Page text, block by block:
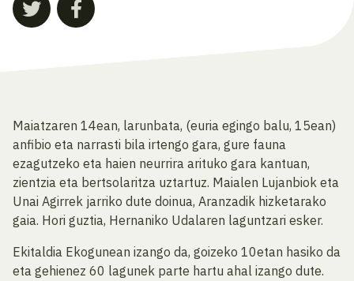
Maiatzaren 14ean, larunbata, (euria egingo balu, 15ean)
anfibio eta narrasti bila irtengo gara, gure fauna
ezagutzeko eta haien neurrira arituko gara kantuan,
zientzia eta bertsolaritza uztartuz. Maialen Lujanbiok eta
Unai Agirrek jarriko dute doinua, Aranzadik hizketarako
gaia. Hori guztia, Hernaniko Udalaren laguntzari esker.
Ekitaldia Ekogunean izango da, goizeko 10etan hasiko da
eta gehienez 60 lagunek parte hartu ahal izango dute.